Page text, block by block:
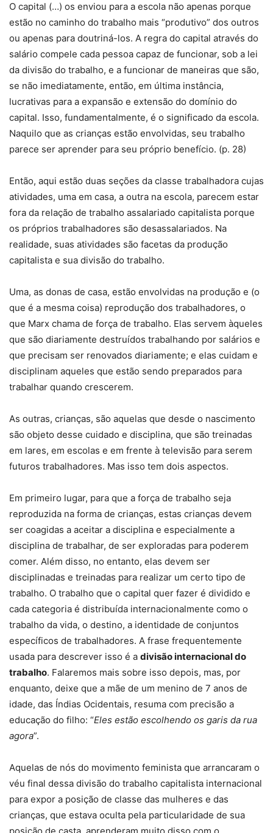
O capital (…) os enviou para a escola não apenas porque
estão no caminho do trabalho mais “produtivo” dos outros
ou apenas para doutriná-los. A regra do capital através do
salário compele cada pessoa capaz de funcionar, sob a lei
da divisão do trabalho, e a funcionar de maneiras que são,
se não imediatamente, então, em última instância,
lucrativas para a expansão e extensão do domínio do
capital. Isso, fundamentalmente, é o significado da escola.
Naquilo que as crianças estão envolvidas, seu trabalho
parece ser aprender para seu próprio benefício. (p. 28)
Então, aqui estão duas seções da classe trabalhadora cujas
atividades, uma em casa, a outra na escola, parecem estar
fora da relação de trabalho assalariado capitalista porque
os próprios trabalhadores são desassalariados. Na
realidade, suas atividades são facetas da produção
capitalista e sua divisão do trabalho.
Uma, as donas de casa, estão envolvidas na produção e (o
que é a mesma coisa) reprodução dos trabalhadores, o
que Marx chama de força de trabalho. Elas servem àqueles
que são diariamente destruídos trabalhando por salários e
que precisam ser renovados diariamente; e elas cuidam e
disciplinam aqueles que estão sendo preparados para
trabalhar quando crescerem.
As outras, crianças, são aquelas que desde o nascimento
são objeto desse cuidado e disciplina, que são treinadas
em lares, em escolas e em frente à televisão para serem
futuros trabalhadores. Mas isso tem dois aspectos.
Em primeiro lugar, para que a força de trabalho seja
reproduzida na forma de crianças, estas crianças devem
ser coagidas a aceitar a disciplina e especialmente a
disciplina de trabalhar, de ser exploradas para poderem
comer. Além disso, no entanto, elas devem ser
disciplinadas e treinadas para realizar um certo tipo de
trabalho. O trabalho que o capital quer fazer é dividido e
cada categoria é distribuída internacionalmente como o
trabalho da vida, o destino, a identidade de conjuntos
específicos de trabalhadores. A frase frequentemente
usada para descrever isso é a divisão internacional do
trabalho. Falaremos mais sobre isso depois, mas, por
enquanto, deixe que a mãe de um menino de 7 anos de
idade, das Índias Ocidentais, resuma com precisão a
educação do filho: “Eles estão escolhendo os garis da rua
agora”.
Aquelas de nós do movimento feminista que arrancaram o
véu final dessa divisão do trabalho capitalista internacional
para expor a posição de classe das mulheres e das
crianças, que estava oculta pela particularidade de sua